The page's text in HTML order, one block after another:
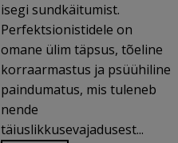
isegi sundkäitumist.
Perfektsionistidele on
omane ülim täpsus, tõeline
korraarmastus ja psüühiline
paindumatus, mis tuleneb
nende
täiuslikkusevajadusest...